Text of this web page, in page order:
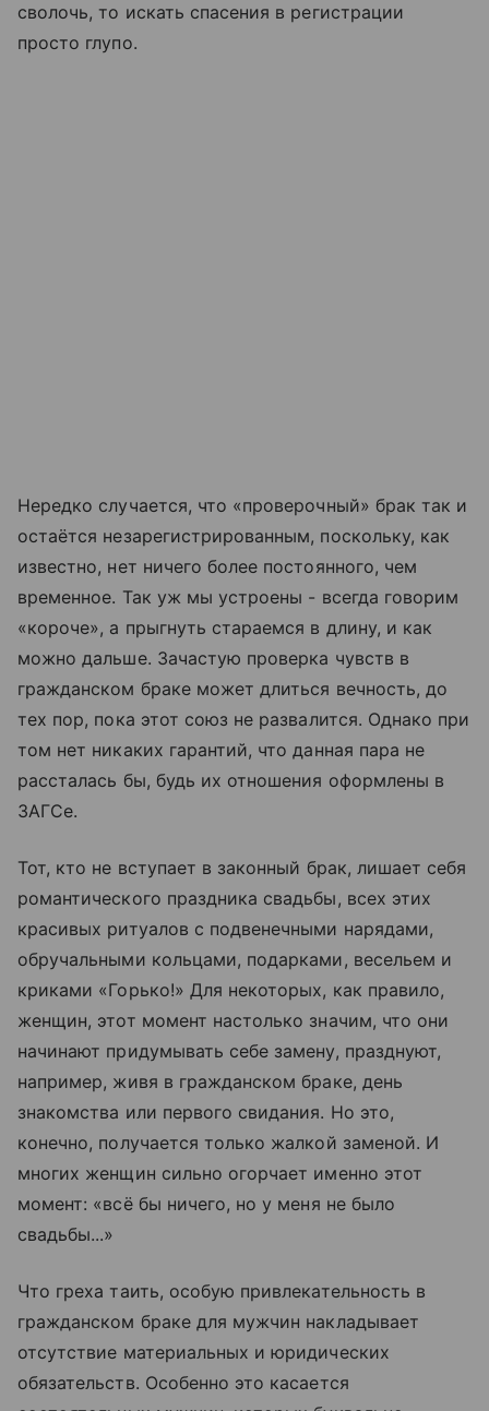
сволочь, то искать спасения в регистрации
просто глупо.
Нередко случается, что «проверочный» брак так и
остаётся незарегистрированным, поскольку, как
известно, нет ничего более постоянного, чем
временное. Так уж мы устроены - всегда говорим
«короче», а прыгнуть стараемся в длину, и как
можно дальше. Зачастую проверка чувств в
гражданском браке может длиться вечность, до
тех пор, пока этот союз не развалится. Однако при
том нет никаких гарантий, что данная пара не
рассталась бы, будь их отношения оформлены в
ЗАГСе.
Тот, кто не вступает в законный брак, лишает себя
романтического праздника свадьбы, всех этих
красивых ритуалов с подвенечными нарядами,
обручальными кольцами, подарками, весельем и
криками «Горько!» Для некоторых, как правило,
женщин, этот момент настолько значим, что они
начинают придумывать себе замену, празднуют,
например, живя в гражданском браке, день
знакомства или первого свидания. Но это,
конечно, получается только жалкой заменой. И
многих женщин сильно огорчает именно этот
момент: «всё бы ничего, но у меня не было
свадьбы...»
Что греха таить, особую привлекательность в
гражданском браке для мужчин накладывает
отсутствие материальных и юридических
обязательств. Особенно это касается